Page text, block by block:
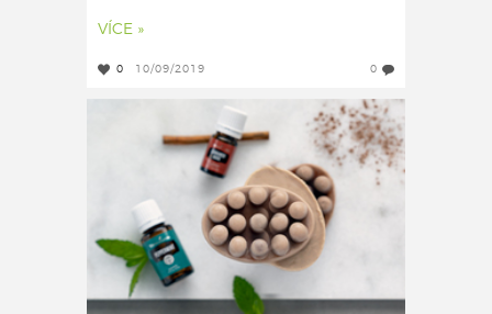
VÍCE »
0 10/09/2019 0